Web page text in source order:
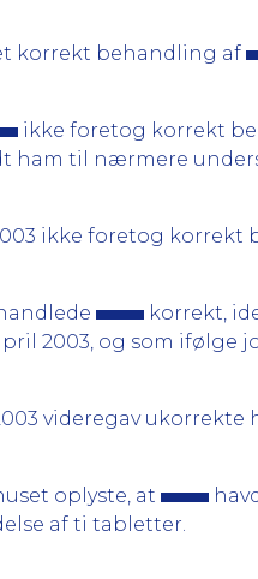
korrekt behandling af
ikke foretog korrekt
ham til nærmere
ikke foretog korrekt
korrekt,
2003, og som ifølge
videregav
oplyste, at
af ti tabletter.